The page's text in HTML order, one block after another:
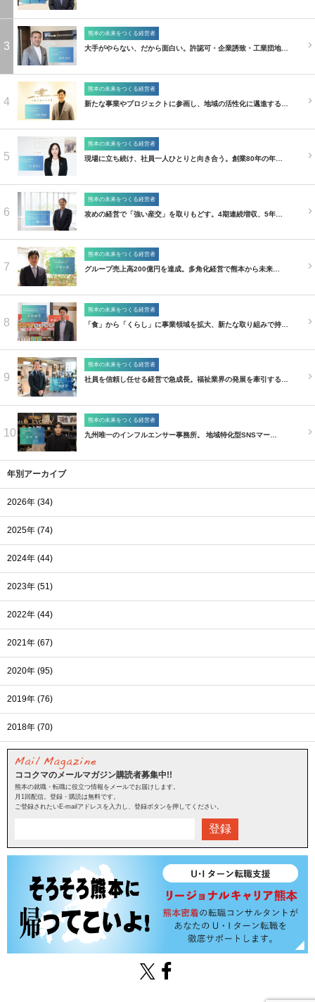
3
熊本の未来をつくる経営者
大手がやらない、だから面白い。許認可・企業誘致・工業団地…
4
熊本の未来をつくる経営者
新たな事業やプロジェクトに参画し、地域の活性化に邁進する…
5
熊本の未来をつくる経営者
現場に立ち続け、社員一人ひとりと向き合う。創業80年の年…
6
熊本の未来をつくる経営者
攻めの経営で「強い産交」を取りもどす。4期連続増収、5年…
7
熊本の未来をつくる経営者
グループ売上高200億円を達成。多角化経営で熊本から未来…
8
熊本の未来をつくる経営者
「食」から「くらし」に事業領域を拡大、新たな取り組みで持…
9
熊本の未来をつくる経営者
社員を信頼し任せる経営で急成長。福祉業界の発展を牽引する…
10
熊本の未来をつくる経営者
九州唯一のインフルエンサー事務所。 地域特化型SNSマー…
年別アーカイブ
2026年 (34)
2025年 (74)
2024年 (44)
2023年 (51)
2022年 (44)
2021年 (67)
2020年 (95)
2019年 (76)
2018年 (70)
ココクマのメールマガジン購読者募集中!!
熊本の就職・転職に役立つ情報をメールでお届けします。
月1回配信。登録・購読は無料です。
ご登録されたいE-mailアドレスを入力し、登録ボタンを押してください。
登録